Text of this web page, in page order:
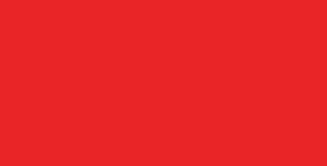
ha lanzado más de 20 series y
generaciones. Recordar series como
fans sientan una oleada de nostalgia.
considerable en el mundo de los